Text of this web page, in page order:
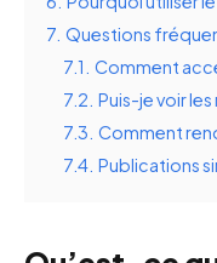
7. Questions
7.1. Comment
7.2. Puis-je voir
7.3. Comment
7.4. Publications